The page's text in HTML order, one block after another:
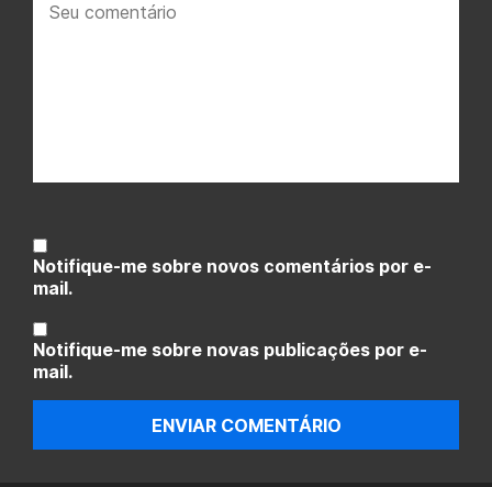
comentário:
Notifique-me sobre novos comentários por e-
mail.
Notifique-me sobre novas publicações por e-
mail.
ENVIAR COMENTÁRIO